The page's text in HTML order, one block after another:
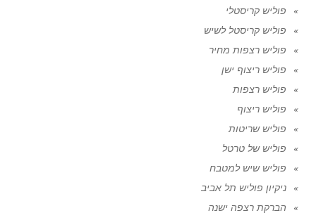
פוליש קריסטלי
פוליש קריסטל לשיש
פוליש רצפות מחיר
פוליש ריצוף ישן
פוליש רצפות
פוליש ריצוף
פוליש שריטות
פוליש של טרטל
פוליש שיש למטבח
ניקיון פוליש תל אביב
הברקת רצפה ישנה